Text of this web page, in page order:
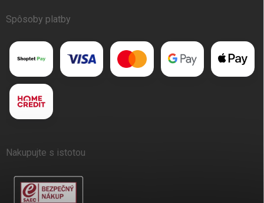
Spôsoby platby
Nakupujte s istotou